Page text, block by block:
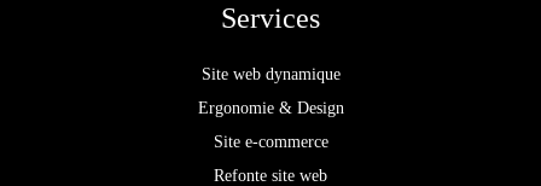
Services
Site web dynamique
Ergonomie & Design
Site e-commerce
Refonte site web